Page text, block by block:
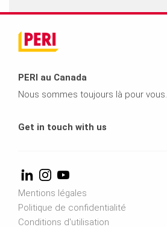
PERI au Canada
Nous sommes toujours là pour vous.
Get in touch with us
Mentions légales
Politique de confidentialité
Conditions d'utilisation